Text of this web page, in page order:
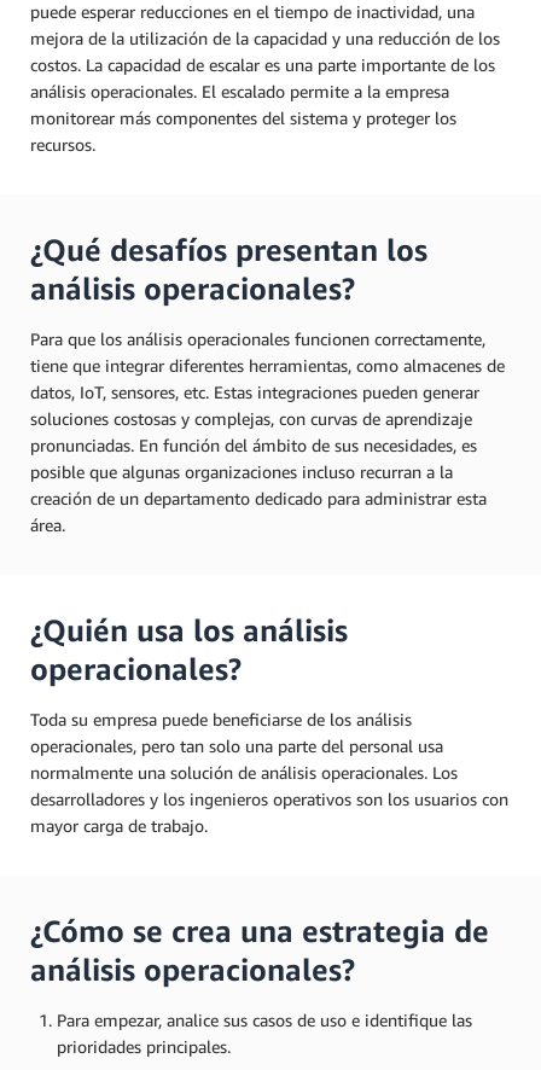
puede esperar reducciones en el tiempo de inactividad, una
mejora de la utilización de la capacidad y una reducción de los
costos. La capacidad de escalar es una parte importante de los
análisis operacionales. El escalado permite a la empresa
monitorear más componentes del sistema y proteger los
recursos.
¿Qué desafíos presentan los
análisis operacionales?
Para que los análisis operacionales funcionen correctamente,
tiene que integrar diferentes herramientas, como almacenes de
datos, IoT, sensores, etc. Estas integraciones pueden generar
soluciones costosas y complejas, con curvas de aprendizaje
pronunciadas. En función del ámbito de sus necesidades, es
posible que algunas organizaciones incluso recurran a la
creación de un departamento dedicado para administrar esta
área.
¿Quién usa los análisis
operacionales?
Toda su empresa puede beneficiarse de los análisis
operacionales, pero tan solo una parte del personal usa
normalmente una solución de análisis operacionales. Los
desarrolladores y los ingenieros operativos son los usuarios con
mayor carga de trabajo.
¿Cómo se crea una estrategia de
análisis operacionales?
Para empezar, analice sus casos de uso e identifique las
prioridades principales.